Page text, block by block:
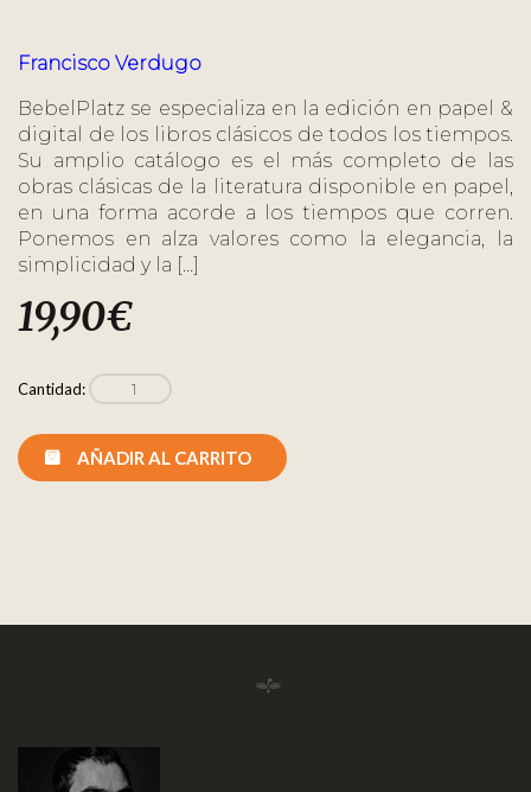
Francisco Verdugo
BebelPlatz se especializa en la edición en papel &
digital de los libros clásicos de todos los tiempos.
Su amplio catálogo es el más completo de las
obras clásicas de la literatura disponible en papel,
en una forma acorde a los tiempos que corren.
Ponemos en alza valores como la elegancia, la
simplicidad y la […]
19,90€
Cantidad:
AÑADIR AL CARRITO